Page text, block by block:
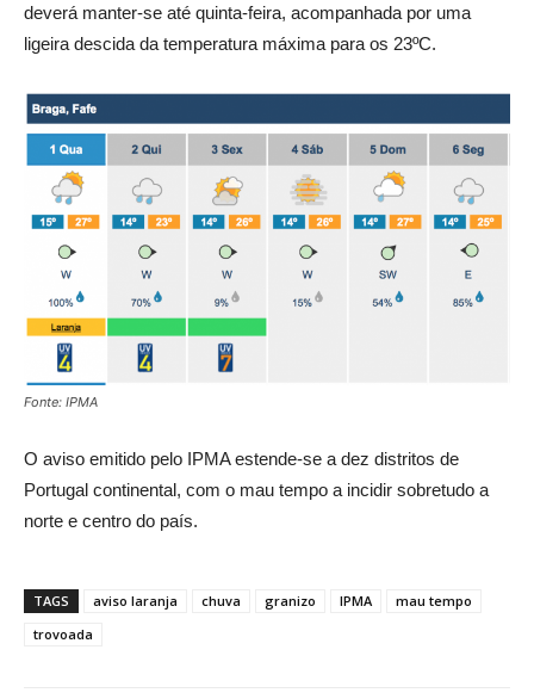
deverá manter-se até quinta-feira, acompanhada por uma
ligeira descida da temperatura máxima para os 23ºC.
Fonte: IPMA
O aviso emitido pelo IPMA estende-se a dez distritos de
Portugal continental, com o mau tempo a incidir sobretudo a
norte e centro do país.
TAGS aviso laranja chuva granizo IPMA
mau tempo
trovoada